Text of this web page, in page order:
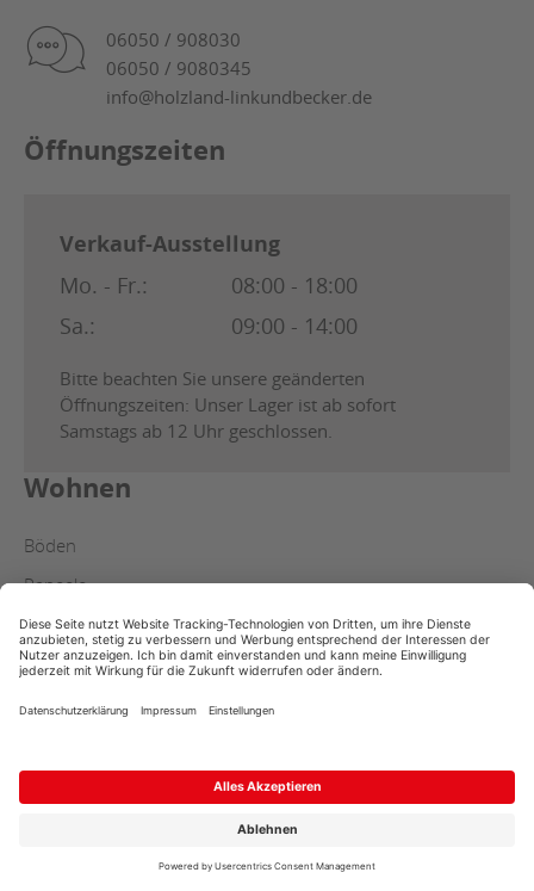
06050 / 908030
06050 / 9080345
info@holzland-linkundbecker.de
Öffnungszeiten
Verkauf-Ausstellung
Mo. - Fr.:
08:00 - 18:00
Sa.:
09:00 - 14:00
Bitte beachten Sie unsere geänderten
Öffnungszeiten: Unser Lager ist ab sofort
Samstags ab 12 Uhr geschlossen.
Wohnen
Böden
Paneele
Türen
Garten
Terrassendielen
Carports